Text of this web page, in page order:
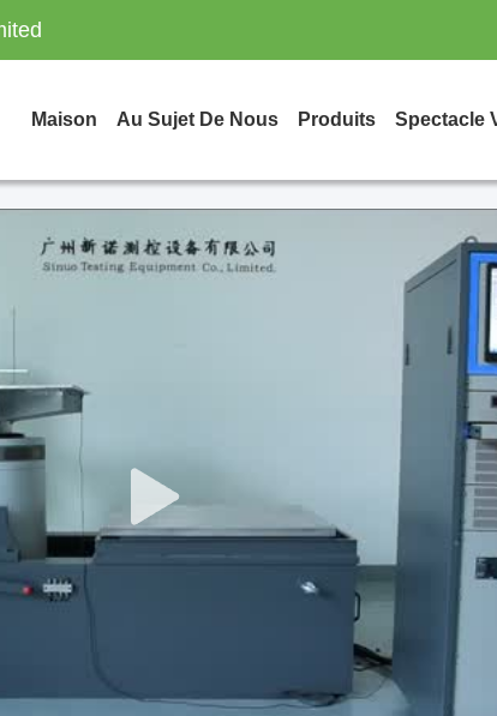
Maison Au Sujet De Nous Produits Spectacle